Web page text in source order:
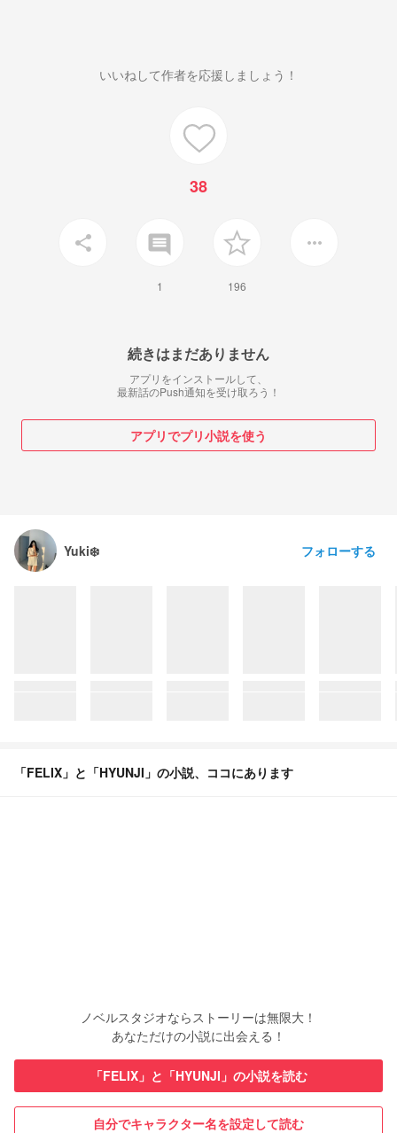
いいねして作者を応援しましょう！
38
share insert_comment
1 196
more_horiz
続きはまだありません
アプリをインストールして、
最新話のPush通知を受け取ろう！
アプリでプリ小説を使う
Yuki❄️ フォローする
「FELIX」と「HYUNJI」の小説、ココにあります
ノベルスタジオならストーリーは無限大！
あなただけの小説に出会える！
「FELIX」と「HYUNJI」の小説を読む
自分でキャラクター名を設定して読む